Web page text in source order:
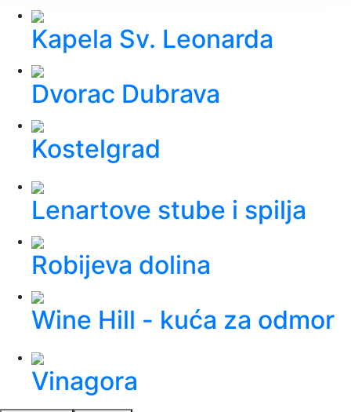
Kapela Sv. Leonarda
Dvorac Dubrava
Kostelgrad
Lenartove stube i spilja
Robijeva dolina
Wine Hill - kuća za odmor
Vinagora